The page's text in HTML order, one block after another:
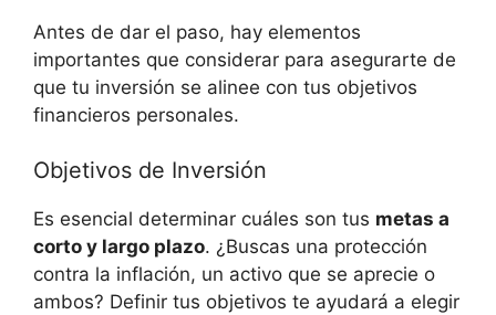
Antes de dar el paso, hay elementos
importantes que considerar para​ asegurarte de
que tu inversión se alinee con tus objetivos
financieros personales.
Objetivos de Inversión
Es esencial ​determinar cuáles son tus metas a
corto ⁢y largo plazo. ¿Buscas una protección
contra la inflación, un activo que se aprecie o
ambos? Definir tus objetivos te ayudará a elegir